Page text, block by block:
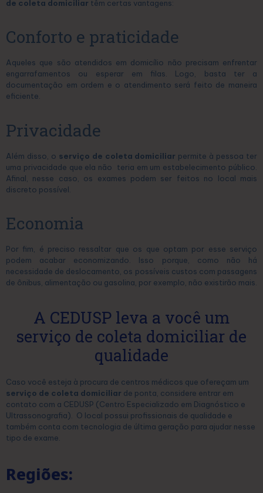
de coleta domiciliar têm certas vantagens:
Conforto e praticidade
Aqueles que são atendidos em domicílio não precisam enfrentar
engarrafamentos ou esperar em filas. Logo, basta ter a
documentação em ordem e o atendimento será feito de maneira
eficiente.
Privacidade
Além disso, o serviço de coleta domiciliar permite à pessoa ter
uma privacidade que ela não teria em um estabelecimento público.
Afinal, nesse caso, os exames podem ser feitos no local mais
discreto possível.
Economia
Por fim, é preciso ressaltar que os que optam por esse serviço
podem acabar economizando. Isso porque, como não há
necessidade de deslocamento, os possíveis custos com passagens
de ônibus, alimentação ou gasolina, por exemplo, não existirão mais.
A CEDUSP leva a você um
serviço de coleta domiciliar de
qualidade
Caso você esteja à procura de centros médicos que ofereçam um
serviço de coleta domiciliar de ponta, considere entrar em
contato com a CEDUSP (Centro Especializado em Diagnóstico e
Ultrassonografia). O local possui profissionais de qualidade e
também conta com tecnologia de última geração para ajudar nesse
tipo de exame.
Regiões: